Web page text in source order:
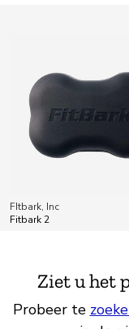
FItbark, Inc
Fitbark 2
Ziet u het
Probeer te